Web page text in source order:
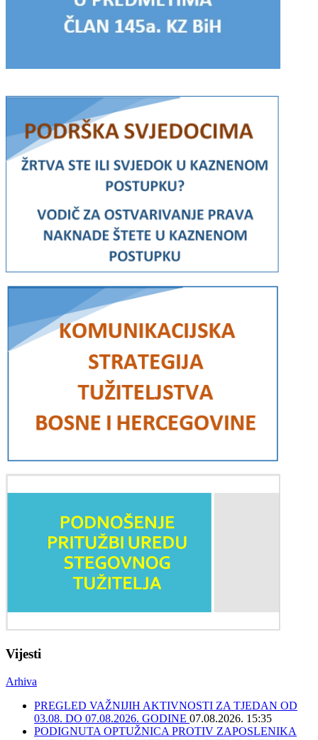
Vijesti
Arhiva
PREGLED VAŽNIJIH AKTIVNOSTI ZA TJEDAN OD
03.08. DO 07.08.2026. GODINE 07.08.2026. 15:35
PODIGNUTA OPTUŽNICA PROTIV ZAPOSLENIKA